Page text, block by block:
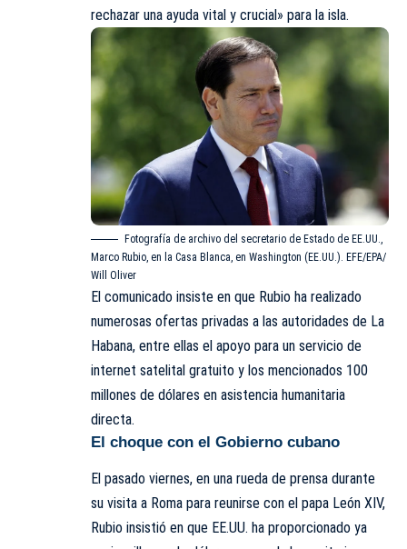
rechazar una ayuda vital y crucial» para la isla.
Fotografía de archivo del secretario de Estado de EE.UU.,
Marco Rubio, en la Casa Blanca, en Washington (EE.UU.). EFE/EPA/
Will Oliver
El comunicado insiste en que Rubio ha realizado
numerosas ofertas privadas a las autoridades de La
Habana, entre ellas el apoyo para un servicio de
internet satelital gratuito y los mencionados 100
millones de dólares en asistencia humanitaria
directa.
El choque con el Gobierno cubano
El pasado viernes, en una rueda de prensa durante
su visita a Roma para reunirse con el papa León XIV,
Rubio insistió en que EE.UU. ha proporcionado ya